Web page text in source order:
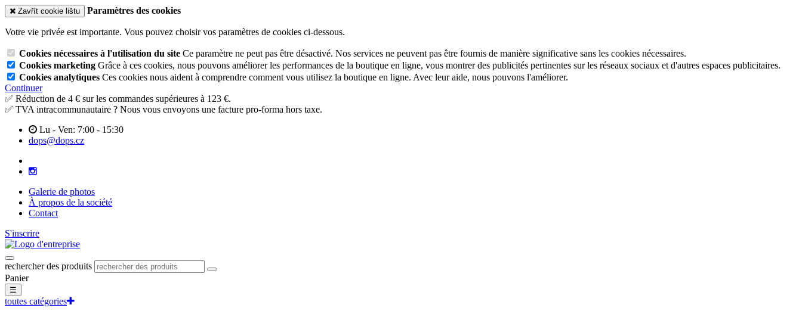
Zavřít cookie lištu Paramètres des cookies
Votre vie privée est importante. Vous pouvez choisir vos paramètres de cookies ci-dessous.
Cookies nécessaires à l'utilisation du site Ce paramètre ne peut pas être désactivé. Nos services ne peuvent pas être fournis de manière significative sans les cookies nécessaires.
Cookies marketing Grâce à ces cookies, nous pouvons améliorer les performances de la boutique en ligne, vous montrer des publicités pertinentes sur les réseaux sociaux et d'autres espaces publicitaires.
Cookies analytiques Ces cookies nous aident à comprendre comment vous utilisez la boutique en ligne. Avec leur aide, nous pouvons l'améliorer.
Continuer
✅ Réduction de 4 € sur les commandes supérieures à 123 €.
✅ TVA intracommunautaire ? Nous vous envoyons une facture pro-forma hors taxe.
Lu - Ven: 7:00 - 15:30
dops@dops.cz
Galerie de photos
À propos de la société
Contact
S'inscrire
rechercher des produits
Panier
☰
toutes catégories